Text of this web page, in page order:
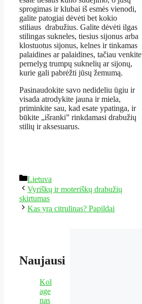
sprogimas ir klubai iš esmės vienodi,
galite patogiai dėvėti bet kokio
stiliaus drabužius. Galite dėvėti ilgas
stilingas sukneles, tiesius sijonus arba
klostuotus sijonus, kelnes ir tinkamas
palaidines ar palaidines, tačiau venkite
pernelyg trumpų suknelių ar sijonų,
kurie gali pabrėžti jūsų žemumą.
Pasinaudokite savo nedideliu ūgiu ir
visada atrodykite jauna ir miela,
priminkite sau, kad esate ypatinga, ir
būkite „išranki” rinkdamasi drabužių
stilių ir aksesuarus.
Kategorijos
Lietuva
Vyriškų ir moteriškų drabužių
skirtumas
Kas yra citrulinas? Papildai
Naujausi
Kol
age
nas